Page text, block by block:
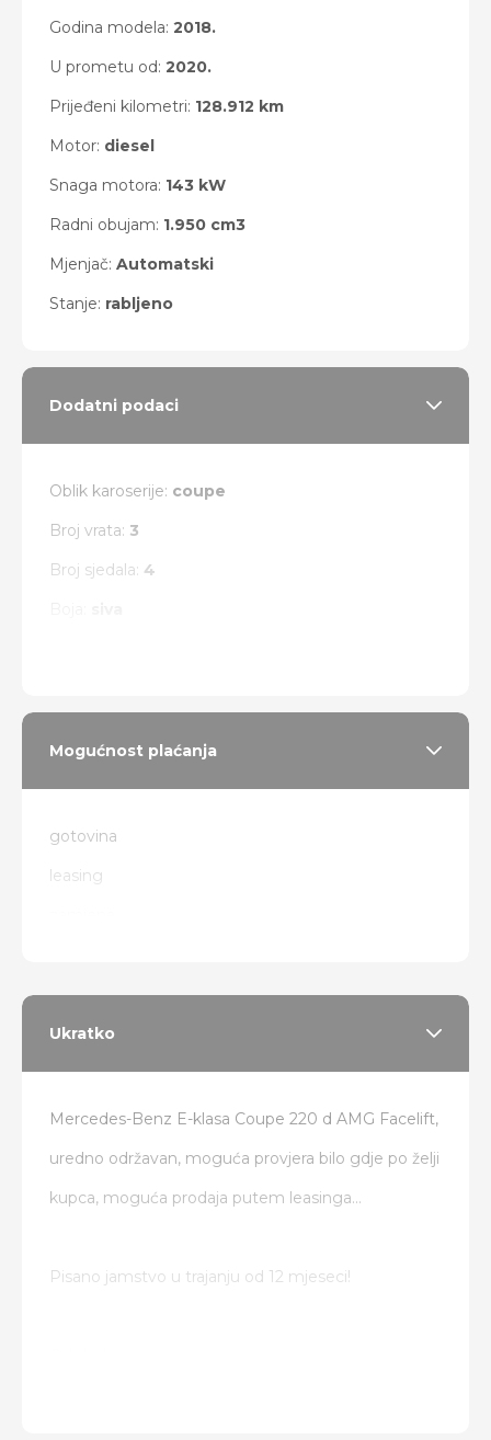
Godina modela: 2018.
U prometu od: 2020.
Prijeđeni kilometri: 128.912 km
Motor: diesel
Snaga motora: 143 kW
Radni obujam: 1.950 cm3
Mjenjač: Automatski
Stanje: rabljeno
Dodatni podaci
Oblik karoserije: coupe
Broj vrata: 3
Broj sjedala: 4
Mogućnost plaćanja
gotovina
leasing
Ukratko
Mercedes-Benz E-klasa Coupe 220 d AMG Facelift,
uredno održavan, moguća provjera bilo gdje po želji
kupca, moguća prodaja putem leasinga...
Pisano jamstvo u trajanju od 12 mjeseci!